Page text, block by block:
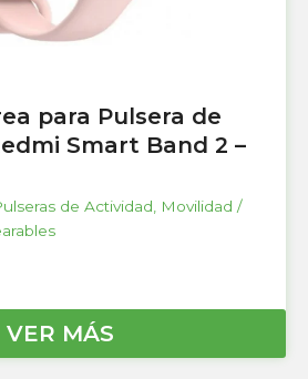
para Pulsera de
Smart Band 2 –
de Actividad, Movilidad /
VER MÁS